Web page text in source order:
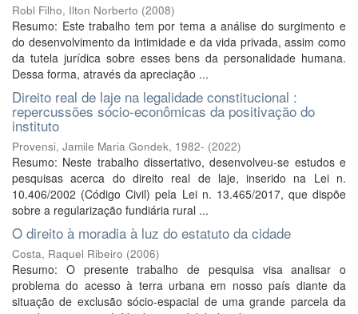
Robl Filho, Ilton Norberto (2008)
Resumo: Este trabalho tem por tema a análise do surgimento e
do desenvolvimento da intimidade e da vida privada, assim como
da tutela jurídica sobre esses bens da personalidade humana.
Dessa forma, através da apreciação ...
Direito real de laje na legalidade constitucional :
repercussões sócio-econômicas da positivação do
instituto
Provensi, Jamile Maria Gondek, 1982- (2022)
Resumo: Neste trabalho dissertativo, desenvolveu-se estudos e
pesquisas acerca do direito real de laje, inserido na Lei n.
10.406/2002 (Código Civil) pela Lei n. 13.465/2017, que dispõe
sobre a regularização fundiária rural ...
O direito à moradia à luz do estatuto da cidade
Costa, Raquel Ribeiro (2006)
Resumo: O presente trabalho de pesquisa visa analisar o
problema do acesso à terra urbana em nosso país diante da
situação de exclusão sócio-espacial de uma grande parcela da